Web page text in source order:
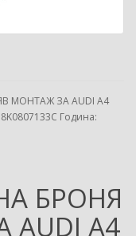
МОНТАЖ ЗА AUDI A4
Година:
БРОНЯ
A4